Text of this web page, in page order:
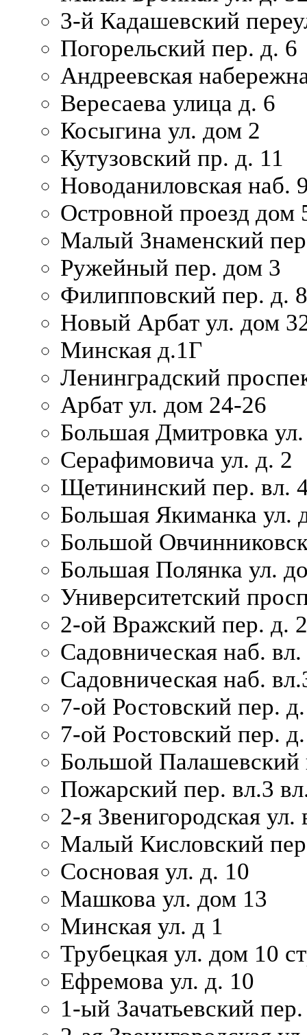
3-й Кадашевский
Погорельский пер. д. 6
Андреевская
Вересаева улица д. 6
Косыгина ул. дом 2
Кутузовский пр. д. 11
Новоданиловская наб.
Островной проезд дом
Малый Знаменский
Ружейный пер. дом 3
Филипповский пер. д. 8
Новый Арбат ул. дом
Минская д.1Г
Ленинградский
Арбат ул. дом 24-26
Большая Дмитровка
Серафимовича ул. д. 2
Щетининский пер. вл.
Большая Якиманка ул.
Большой
Большая Полянка ул.
Университетский
2-ой Вражский пер. д. 2
Садовническая наб.
Садовническая наб.
7-ой Ростовский пер.
7-ой Ростовский пер.
Большой Палашевский
Пожарский пер. вл.3
2-я Звенигородская ул.
Малый Кисловский
Сосновая ул. д. 10
Машкова ул. дом 13
Минская ул. д 1
Трубецкая ул. дом 10
Ефремова ул. д. 10
1-ый Зачатьевский